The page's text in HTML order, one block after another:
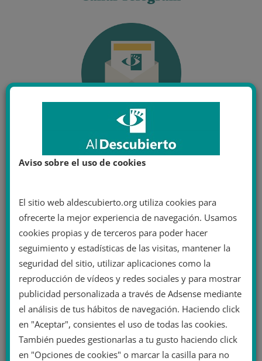
Aviso sobre el uso de cookies
El sitio web aldescubierto.org utiliza cookies para
ofrecerte la mejor experiencia de navegación. Usamos
cookies propias y de terceros para poder hacer
seguimiento y estadísticas de las visitas, mantener la
seguridad del sitio, utilizar aplicaciones como la
reproducción de vídeos y redes sociales y para mostrar
publicidad personalizada a través de Adsense mediante
el análisis de tus hábitos de navegación. Haciendo click
en "Aceptar", consientes el uso de todas las cookies.
También puedes gestionarlas a tu gusto haciendo click
en "Opciones de cookies" o marcar la casilla para no